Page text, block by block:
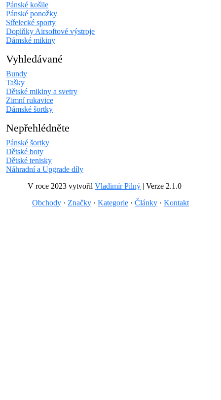
Pánské košile
Pánské ponožky
Střelecké sporty
Doplňky Airsoftové výstroje
Dámské mikiny
Vyhledávané
Bundy
Tašky
Dětské mikiny a svetry
Zimní rukavice
Dámské šortky
Nepřehlédněte
Pánské šortky
Dětské boty
Dětské tenisky
Náhradní a Upgrade díly
V roce 2023 vytvořil Vladimír Pilný | Verze 2.1.0
Obchody · Značky · Kategorie · Články · Kontakt